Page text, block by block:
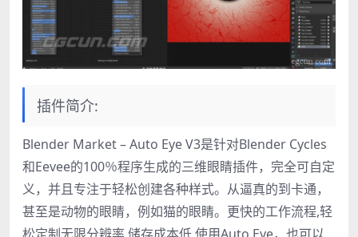
插件简介:
Blender Market – Auto Eye V3是针对Blender Cycles
和Eevee的100％程序生成的三维眼睛插件，完全可自定
义，并且专注于轻松创建各种样式。从逼真的到卡通，
甚至是动物的眼睛，例如猫的眼睛。更快的工作流程,轻